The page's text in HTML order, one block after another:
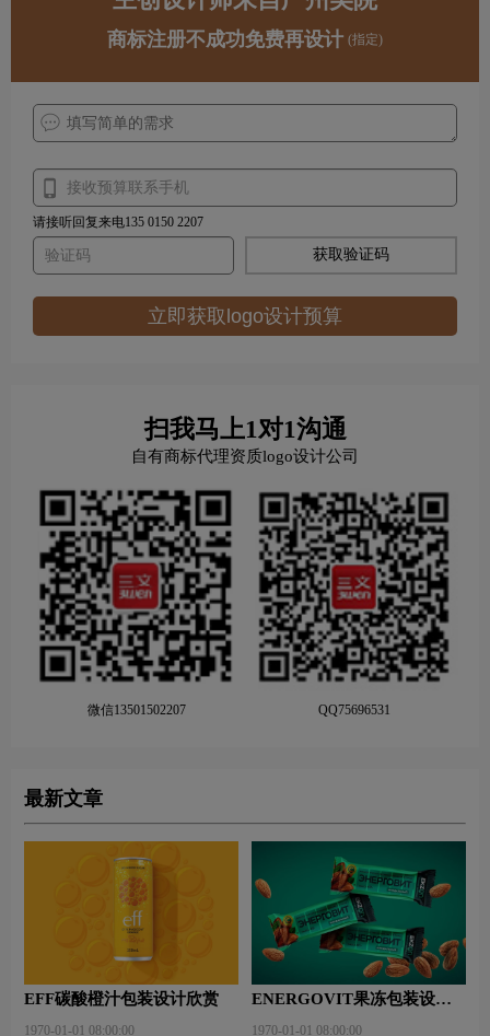
商标注册不成功免费再设计 (指定)
请接听回复来电135 0150 2207
获取验证码
立即获取logo设计预算
扫我马上1对1沟通
自有商标代理资质logo设计公司
微信13501502207 QQ75696531
最新文章
EFF碳酸橙汁包装设计欣赏
1970-01-01 08:00:00
ENERGOVIT果冻包装设计
1970-01-01 08:00:00